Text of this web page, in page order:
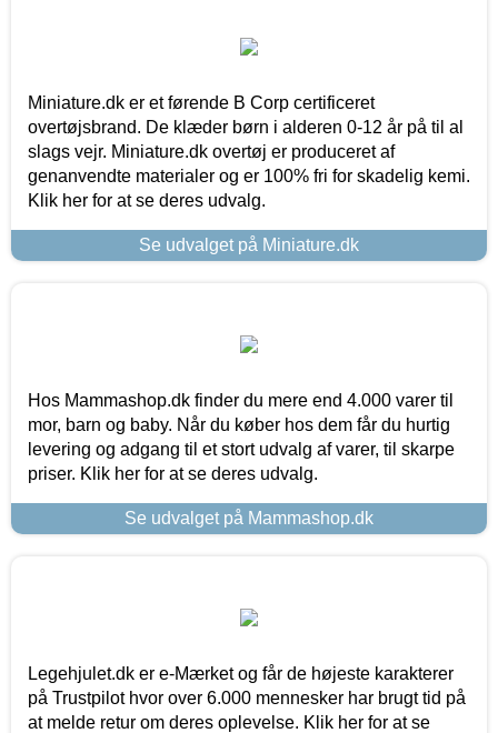
Miniature.dk er et førende B Corp certificeret
overtøjsbrand. De klæder børn i alderen 0-12 år på til al
slags vejr. Miniature.dk overtøj er produceret af
genanvendte materialer og er 100% fri for skadelig kemi.
Klik her for at se deres udvalg.
Se udvalget på Miniature.dk
Hos Mammashop.dk finder du mere end 4.000 varer til
mor, barn og baby. Når du køber hos dem får du hurtig
levering og adgang til et stort udvalg af varer, til skarpe
priser. Klik her for at se deres udvalg.
Se udvalget på Mammashop.dk
Legehjulet.dk er e-Mærket og får de højeste karakterer
på Trustpilot hvor over 6.000 mennesker har brugt tid på
at melde retur om deres oplevelse. Klik her for at se